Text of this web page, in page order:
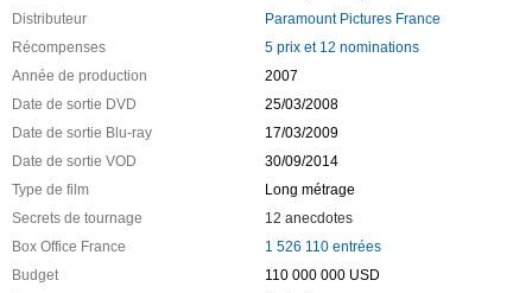
Distributeur
Paramount Pictures France
Récompenses
5 prix et 12 nominations
Année de production
2007
Date de sortie DVD
25/03/2008
Date de sortie Blu-ray
17/03/2009
Date de sortie VOD
30/09/2014
Type de film
Long métrage
Secrets de tournage
12 anecdotes
Box Office France
1 526 110 entrées
Budget
110 000 000 USD